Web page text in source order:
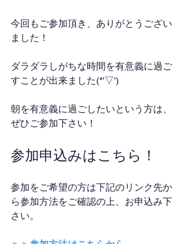
今回もご参加頂き、ありがとうござい
ました！
ダラダラしがちな時間を有意義に過ご
すことが出来ました(*'▽')
朝を有意義に過ごしたいという方は、
ぜひご参加下さい！
参加申込みはこちら！
参加をご希望の方は下記のリンク先か
ら参加方法をご確認の上、お申込み下
さい。